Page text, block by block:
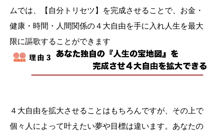
ムでは、【自分トリセツ】を完成させることで、お金・
健康・時間・人間関係の４大自由を手に入れ人生を最大
限に謳歌することができます
４大自由を拡大させることはもちろんですが、その上で
個々人によって叶えたい夢や目標は違います。あなたの